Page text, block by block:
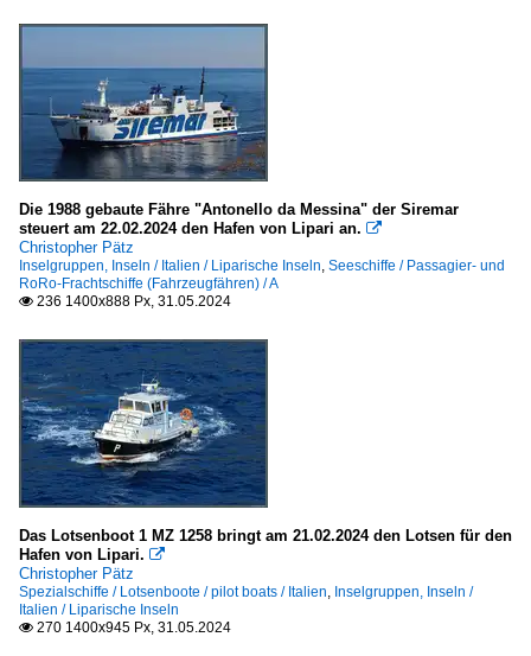
Die 1988 gebaute Fähre "Antonello da Messina" der Siremar
steuert am 22.02.2024 den Hafen von Lipari an. 
Christopher Pätz
Inselgruppen, Inseln / Italien / Liparische Inseln Seeschiffe / Passagier- und
RoRo-Frachtschiffe (Fahrzeugfähren) / A
 236 1400x888 Px, 31.05.2024
Das Lotsenboot 1 MZ 1258 bringt am 21.02.2024 den Lotsen für den
Hafen von Lipari. 
Christopher Pätz
Spezialschiffe / Lotsenboote / pilot boats / Italien Inselgruppen, Inseln /
Italien / Liparische Inseln
 270 1400x945 Px, 31.05.2024